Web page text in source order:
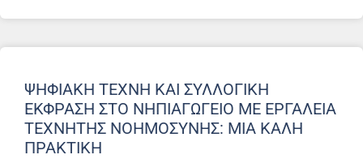
ΨΗΦΙΑΚΉ ΤΈΧΝΗ ΚΑΙ ΣΥΛΛΟΓΙΚΉ
ΈΚΦΡΑΣΗ ΣΤΟ ΝΗΠΙΑΓΩΓΕΊΟ ΜΕ ΕΡΓΑΛΕΊΑ
ΤΕΧΝΗΤΉΣ ΝΟΗΜΟΣΎΝΗΣ: ΜΙΑ ΚΑΛΉ
ΠΡΑΚΤΙΚΉ